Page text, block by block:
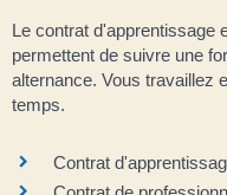
Le contrat d'apprentissage
permettent de suivre une
alternance. Vous travaillez
temps.
Contrat